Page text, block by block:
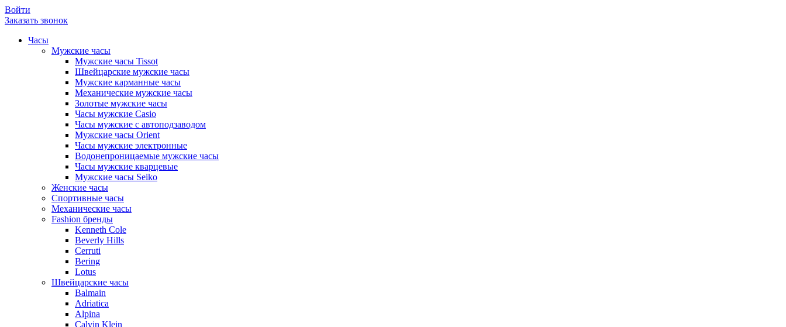
Войти
Заказать звонок
Часы
Мужские часы
Мужские часы Tissot
Швейцарские мужские часы
Мужские карманные часы
Механические мужские часы
Золотые мужские часы
Часы мужские Casio
Часы мужские с автоподзаводом
Мужские часы Orient
Часы мужские электронные
Водонепроницаемые мужские часы
Часы мужские кварцевые
Мужские часы Seiko
Женские часы
Спортивные часы
Механические часы
Fashion бренды
Kenneth Cole
Beverly Hills
Cerruti
Bering
Lotus
Швейцарские часы
Balmain
Adriatica
Alpina
Calvin Klein